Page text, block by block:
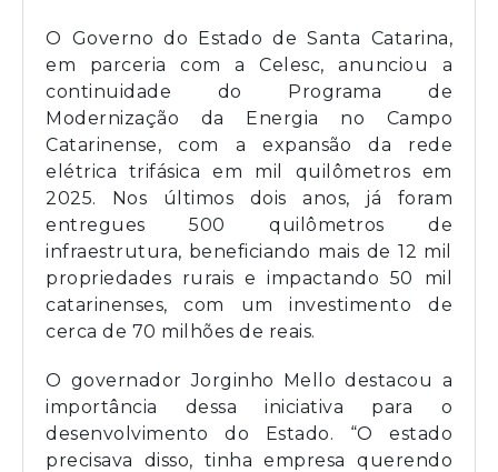
O Governo do Estado de Santa Catarina,
em parceria com a Celesc, anunciou a
continuidade do Programa de
Modernização da Energia no Campo
Catarinense, com a expansão da rede
elétrica trifásica em mil quilômetros em
2025. Nos últimos dois anos, já foram
entregues 500 quilômetros de
infraestrutura, beneficiando mais de 12 mil
propriedades rurais e impactando 50 mil
catarinenses, com um investimento de
cerca de 70 milhões de reais.
O governador Jorginho Mello destacou a
importância dessa iniciativa para o
desenvolvimento do Estado. “O estado
precisava disso, tinha empresa querendo